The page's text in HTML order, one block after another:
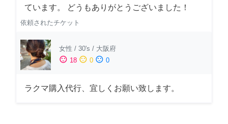
ています。 どうもありがとうございました！
依頼されたチケット
女性 / 30's / 大阪府
sentiment_satisfied 18 sentiment_neutral 0 sentiment_dissatisfied 0
ラクマ購入代行、宜しくお願い致します。